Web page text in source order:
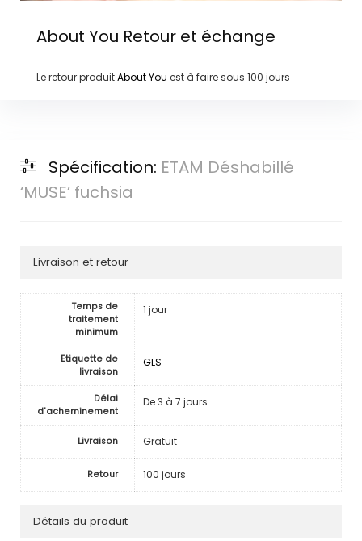
About You Retour et échange
Le retour produitAbout You est à faire sous 100 jours
Spécification: ETAM Déshabillé
‘MUSE’ fuchsia
Livraison et retour
Temps de
traitement
minimum
1 jour
Etiquette de
livraison
GLS
Délai
d'acheminement
De 3 à 7 jours
Livraison Gratuit
Retour 100 jours
Détails du produit